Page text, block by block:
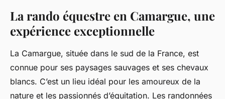
La rando équestre en Camargue, une
expérience exceptionnelle
La Camargue, située dans le sud de la France, est
connue pour ses paysages sauvages et ses chevaux
blancs. C’est un lieu idéal pour les amoureux de la
nature et les passionnés d’équitation. Les randonnées